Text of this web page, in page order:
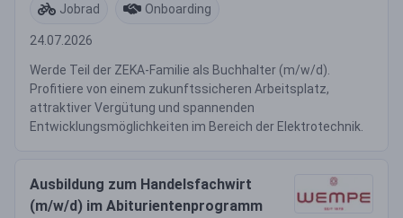
Jobrad Onboarding
24.07.2026
Werde Teil der ZEKA-Familie als Buchhalter (m/w/d).
Profitiere von einem zukunftssicheren Arbeitsplatz,
attraktiver Vergütung und spannenden
Entwicklungsmöglichkeiten im Bereich der Elektrotechnik.
Ausbildung zum Handelsfachwirt
(m/w/d) im Abiturientenprogramm